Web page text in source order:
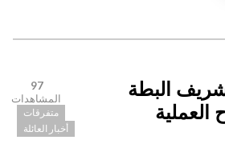
شريف البطة
العملية
97
المشاهدات
متفرقات
أخبار العائلة